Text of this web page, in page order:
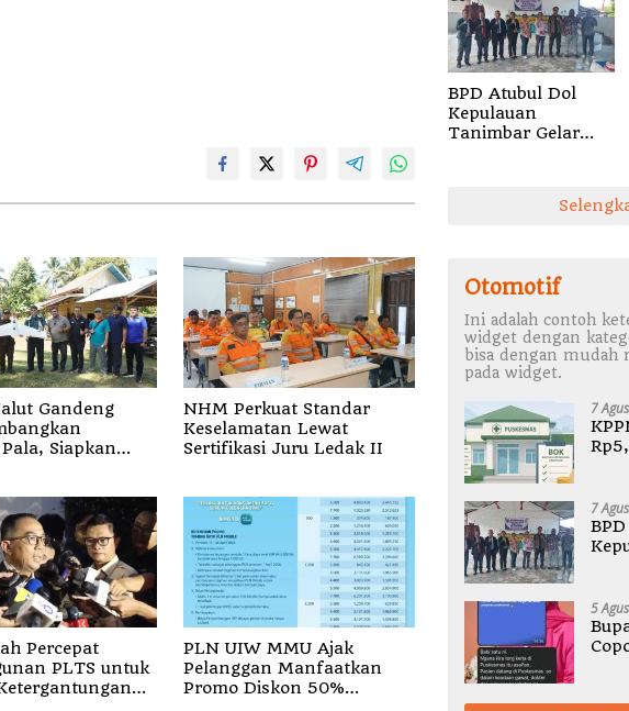
Gandeng
Siapkan
NHM Perkuat Standar
Keselamatan Lewat
Sertifikasi Juru Ledak II
Percepat
PLTS untuk
PLN UIW MMU Ajak
Pelanggan Manfaatkan
Promo Diskon 50%
BPD Atubul Dol
Kepulauan
Tanimbar Gelar
Otomotif
Ini adalah contoh
widget dengan
bisa dengan mudah
pada widget.
7
7
5